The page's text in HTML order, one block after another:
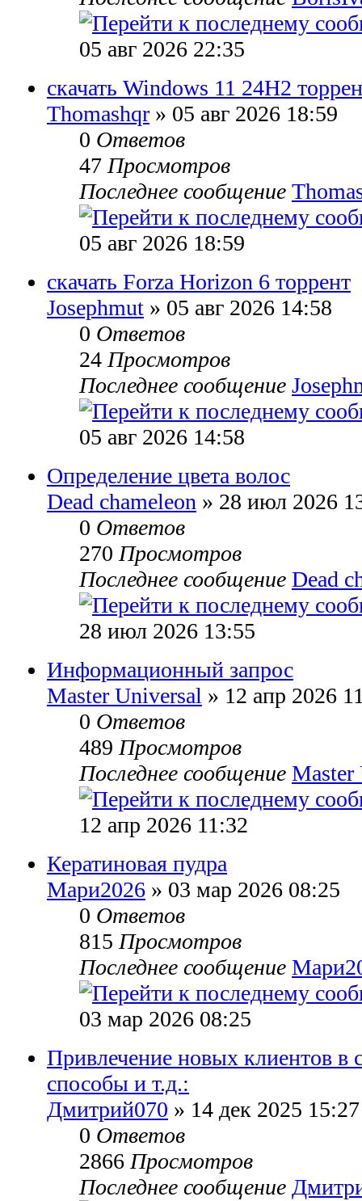
05 авг 2026 22:35
скачать Windows 11 24H2
Thomashqr » 05 авг 2026 18:59
0 Ответов
47Просмотров
Последнее сообщение
05 авг 2026 18:59
скачать Forza Horizon 6 торрент
Josephmut » 05 авг 2026 14:58
0 Ответов
24Просмотров
Последнее сообщение
05 авг 2026 14:58
Определение цвета волос
Dead chameleon » 28 июл 2026
0 Ответов
270Просмотров
Последнее сообщение Dead
28 июл 2026 13:55
Информационный запрос
Master Universal » 12 апр 2026
0 Ответов
489Просмотров
Последнее сообщение Master
12 апр 2026 11:32
Кератиновая пудра
Мари2026 » 03 мар 2026 08:25
0 Ответов
815Просмотров
Последнее сообщение
03 мар 2026 08:25
Привлечение новых клиентов в
способы и т.д.:
Дмитрий070 » 14 дек 2025 15:27
0 Ответов
2866Просмотров
Последнее сообщение